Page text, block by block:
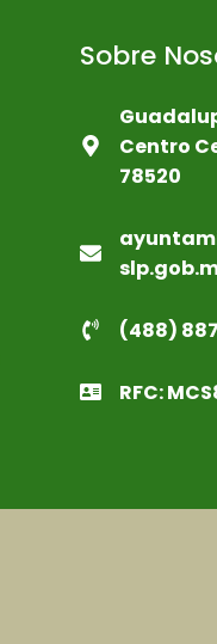
Sobre
Centro
78520
(488)
RFC: